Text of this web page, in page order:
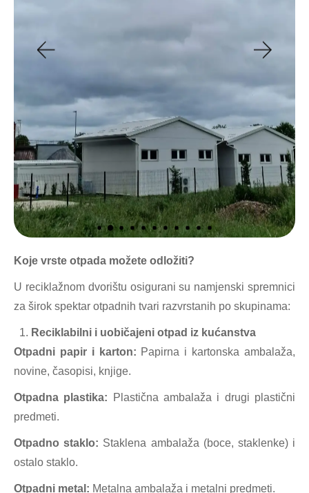
Koje vrste otpada možete odložiti?
U reciklažnom dvorištu osigurani su namjenski spremnici
za širok spektar otpadnih tvari razvrstanih po skupinama:
Reciklabilni i uobičajeni otpad iz kućanstva
Otpadni papir i karton: Papirna i kartonska ambalaža,
novine, časopisi, knjige.
Otpadna plastika: Plastična ambalaža i drugi plastični
predmeti.
Otpadno staklo: Staklena ambalaža (boce, staklenke) i
ostalo staklo.
Otpadni metal: Metalna ambalaža i metalni predmeti.